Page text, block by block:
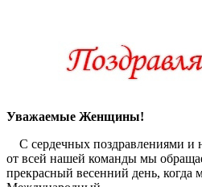
Уважаемые Женщины!
С сердечных поздравлениями и
от всей нашей команды мы
прекрасный весенний день, когда